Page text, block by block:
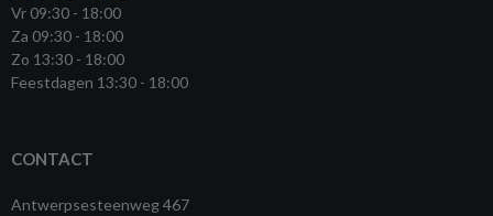
Vr 09:30 - 18:00
Za 09:30 - 18:00
Zo 13:30 - 18:00
Feestdagen 13:30 - 18:00
CONTACT
Antwerpsesteenweg 467